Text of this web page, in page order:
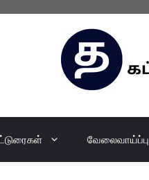
வேலைவாய்ப்பு